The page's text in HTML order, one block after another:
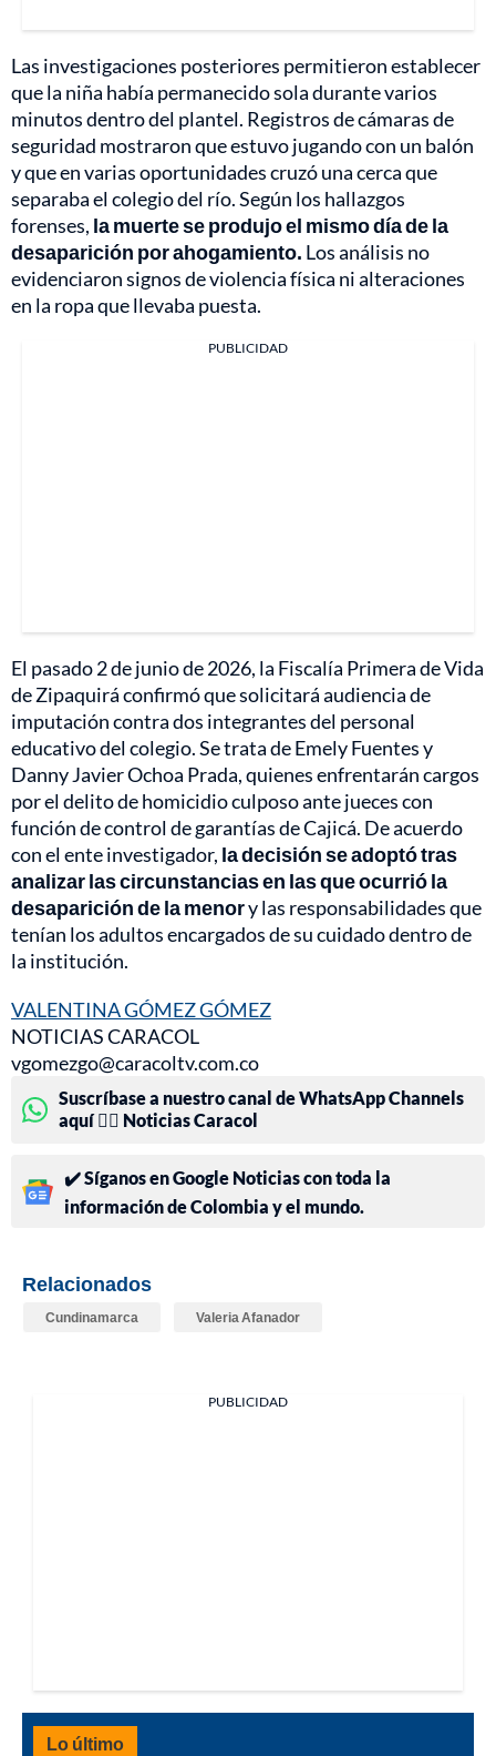
Las investigaciones posteriores permitieron establecer
que la niña había permanecido sola durante varios
minutos dentro del plantel. Registros de cámaras de
seguridad mostraron que estuvo jugando con un balón
y que en varias oportunidades cruzó una cerca que
separaba el colegio del río. Según los hallazgos
forenses, la muerte se produjo el mismo día de la
desaparición por ahogamiento. Los análisis no
evidenciaron signos de violencia física ni alteraciones
en la ropa que llevaba puesta.
PUBLICIDAD
El pasado 2 de junio de 2026, la Fiscalía Primera de Vida
de Zipaquirá confirmó que solicitará audiencia de
imputación contra dos integrantes del personal
educativo del colegio. Se trata de Emely Fuentes y
Danny Javier Ochoa Prada, quienes enfrentarán cargos
por el delito de homicidio culposo ante jueces con
función de control de garantías de Cajicá. De acuerdo
con el ente investigador, la decisión se adoptó tras
analizar las circunstancias en las que ocurrió la
desaparición de la menory las responsabilidades que
tenían los adultos encargados de su cuidado dentro de
la institución.
VALENTINA GÓMEZ GÓMEZ
NOTICIAS CARACOL
vgomezgo@caracoltv.com.co
Suscríbase a nuestro canal de WhatsApp Channels
aquí 👉🏻 Noticias Caracol
✔️ Síganos en Google Noticias con toda la
información de Colombia y el mundo.
Relacionados
Cundinamarca Valeria Afanador
PUBLICIDAD
Lo último